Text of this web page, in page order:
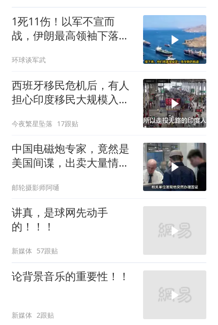
1死11伤！以军不宣而
战，伊朗最高领袖下落不
环球谈军武
西班牙移民危机后，有人
担心印度移民大规模入侵
今夜繁星坠落 17跟贴
中国电磁炮专家，竟然是
美国间谍，出卖大量情
邮轮摄影师阿嗵
讲真，是球网先动手
的！！！
新媒体 57跟贴
论背景音乐的重要性！！
新媒体 2跟贴